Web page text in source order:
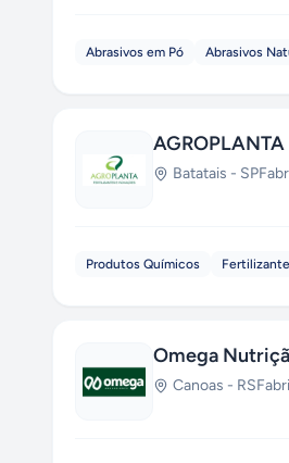
Abrasivos em Pó Abrasivos
Batatais - SP
Produtos Químicos
Omega
Canoas - RS